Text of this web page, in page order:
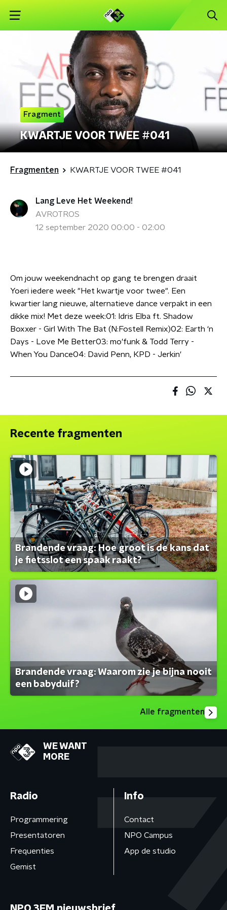
Fragment
KWARTJE VOOR TWEE #041
Fragmenten KWARTJE VOOR TWEE #041
Lang Leve Het Weekend!
AVROTROS
12 september 2020 00:00 - 02:00
Om jouw weekendnacht op gang te brengen draait
Yoeri iedere week "Het kwartje voor twee". Een
kwartier lang nieuwe, alternatieve dance verpakt in een
dikke mix! Met deze week:01: Idris Elba ft. Shadow
Boxxer - Girl With The Bat (N:Fostell Remix)02: Earth ‘n
Days - Love Me Better03: mo'funk & Todd Terry -
When You Dance04: David Penn, KPD - Jerkin'
Recente fragmenten
Brandende vraag: Hoe groot is de kans dat
je fietsslot een spaak raakt?
Brandende vraag: Waarom zie je bijna nooit
een babyduif?
Alle fragmenten
WE WANT
MORE
Radio
Programmering
Presentatoren
Frequenties
Gemist
Info
Contact
NPO Campus
App de studio